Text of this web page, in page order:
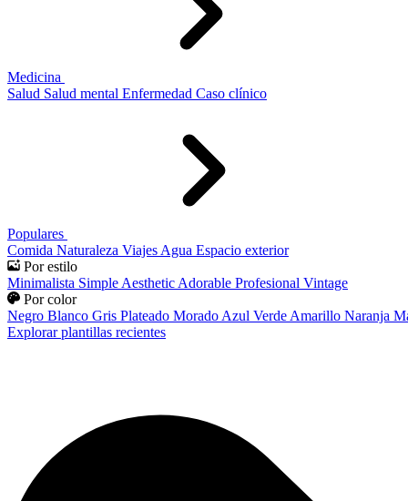
Medicina
Salud Salud mental Enfermedad Caso clínico
Populares
Comida Naturaleza Viajes Agua Espacio exterior
Por estilo
Minimalista Simple Aesthetic Adorable Profesional Vintage
Por color
Negro Blanco Gris Plateado Morado Azul Verde Amarillo Naranja
Explorar plantillas recientes